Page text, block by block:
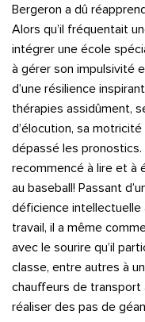
Bergeron a dû
Alors qu’il fréquentait
intégrer une école
à gérer son impulsivité
d’une résilience
thérapies assidûment,
d’élocution, sa
dépassé les pronostics.
recommencé à lire et à
au baseball! Passant
déficience intellectuelle
travail, il a même
avec le sourire qu’il
classe, entre autres à
chauffeurs de transport
réaliser des pas de